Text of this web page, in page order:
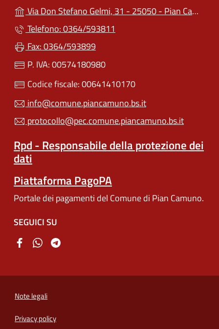
Via Don Stefano Gelmi, 31 - 25050 - Pian Camuno (BS)
Telefono: 0364/593811
Fax: 0364/593899
P. IVA: 00574180980
Codice fiscale: 00641410170
info@comune.piancamuno.bs.it
protocollo@pec.comune.piancamuno.bs.it
Rpd - Responsabile della protezione dei
dati
Piattaforma PagoPA
Portale dei pagamenti del Comune di Pian Camuno.
SEGUICI SU
Note legali
Privacy policy